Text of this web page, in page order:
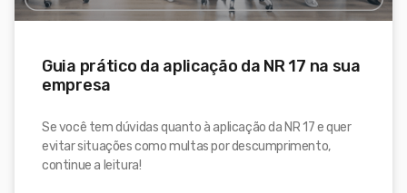
Guia prático da aplicação da NR 17 na sua
empresa
Se você tem dúvidas quanto à aplicação da NR 17 e quer
evitar situações como multas por descumprimento,
continue a leitura!